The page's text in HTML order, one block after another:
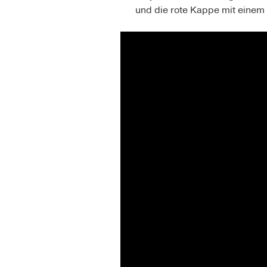
und die rote Kappe mit